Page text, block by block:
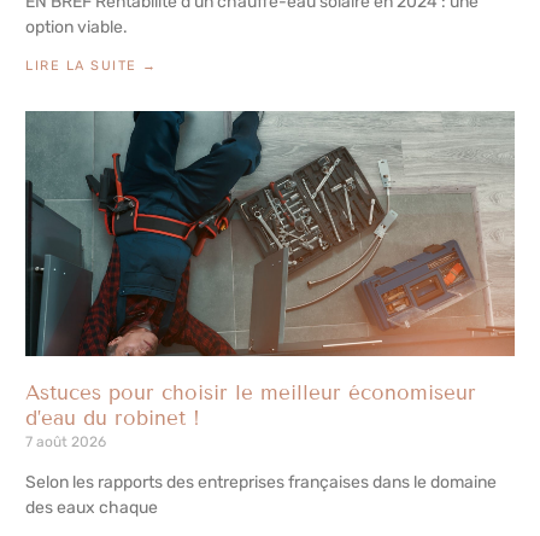
option viable.
LIRE LA SUITE →
Astuces pour choisir le meilleur économiseur
d’eau du robinet !
7 août 2026
Selon les rapports des entreprises françaises dans le domaine
des eaux chaque